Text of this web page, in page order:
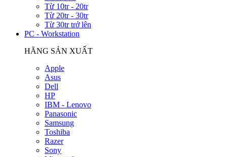
Từ 10tr - 20tr
Từ 20tr - 30tr
Từ 30tr trở lên
PC - Workstation
HÃNG SẢN XUẤT
Apple
Asus
Dell
HP
IBM - Lenovo
Panasonic
Samsung
Toshiba
Razer
Sony